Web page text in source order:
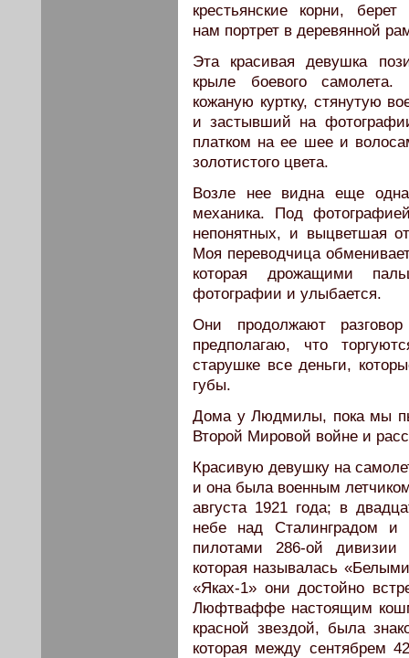
крестьянские корни, берет
нам портрет в деревянной
Эта красивая девушка
крыле боевого
кожаную куртку, стянутую
и застывший на
платком на ее шее и
золотистого цвета.
Возле нее видна еще
механика. Под
непонятных, и выцветшая
Моя переводчица
которая дрожащими
фотографии и улыбается.
Они продолжают
предполагаю, что
старушке все деньги,
губы.
Дома у Людмилы, пока мы
Второй Мировой войне и
Красивую девушку на
и она была военным
августа 1921 года; в
небе над Сталинградом
пилотами 286-ой дивизии
которая называлась
«Яках-1» они достойно
Люфтваффе настоящим
красной звездой, была
которая между сентябрем